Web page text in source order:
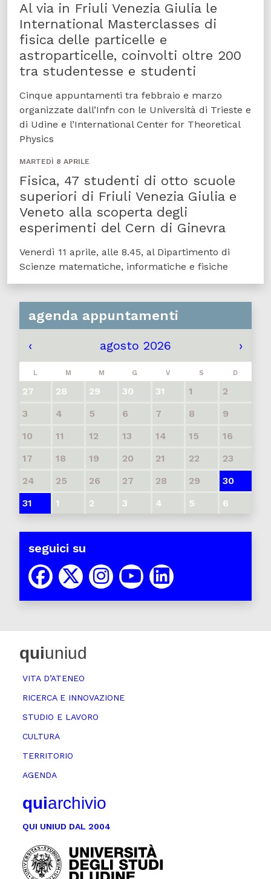
Al via in Friuli Venezia Giulia le
International Masterclasses di
fisica delle particelle e
astroparticelle, coinvolti oltre 200
tra studentesse e studenti
Cinque appuntamenti tra febbraio e marzo
organizzate dall’Infn con le Università di Trieste e
di Udine e l’International Center for Theoretical
Physics
MARTEDÌ 8 APRILE
Fisica, 47 studenti di otto scuole
superiori di Friuli Venezia Giulia e
Veneto alla scoperta degli
esperimenti del Cern di Ginevra
Venerdì 11 aprile, alle 8.45, al Dipartimento di
Scienze matematiche, informatiche e fisiche
agenda appuntamenti
‹ agosto 2026 ›
L M M G V S D
27 28 29 30 31 1
2
3
4 5 6 7 8
9
10
11 12 13 14 15
16
17
18 19 20 21 22
23
24
25 26 27 28 29
30
31
1 2 3 4 5 6
seguici su
quiuniud
VITA D’ATENEO
RICERCA E INNOVAZIONE
STUDIO E LAVORO
CULTURA
TERRITORIO
AGENDA
quiarchivio
QUI UNIUD DAL 2004